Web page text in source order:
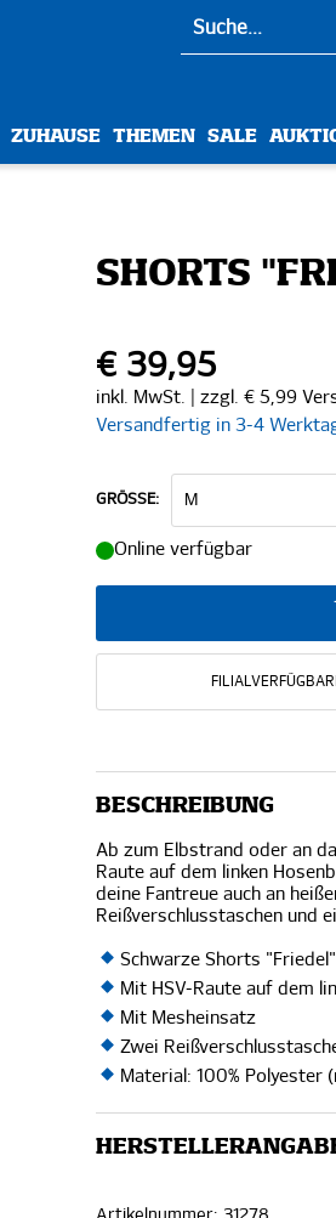
ZUHAUSE THEMEN SALE
SHORTS
€ 39,95
inkl. MwSt. | zzgl. € 5,99
Versandfertig in 3-4
GRÖSSE:
Online verfügbar
BESCHREIBUNG
Ab zum Elbstrand oder an
Raute auf dem linken
deine Fantreue auch an
Reißverschlusstaschen und
Schwarze Shorts
Mit HSV-Raute auf dem
Mit Mesheinsatz
Zwei
Material: 100% Polyester